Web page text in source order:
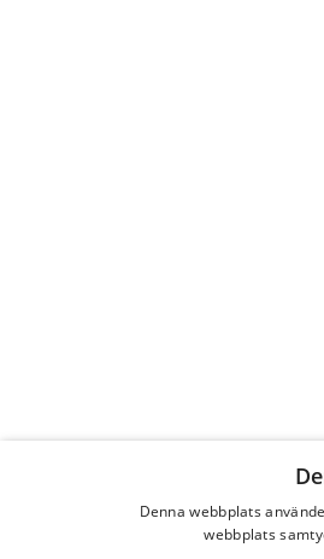
Denna webbplats
webbplats